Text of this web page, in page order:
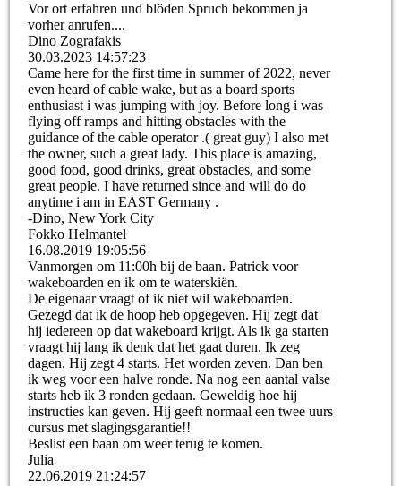
Vor ort erfahren und blöden Spruch bekommen ja
vorher anrufen....
Dino Zografakis
30.03.2023 14:57:23
Came here for the first time in summer of 2022, never
even heard of cable wake, but as a board sports
enthusiast i was jumping with joy. Before long i was
flying off ramps and hitting obstacles with the
guidance of the cable operator .( great guy) I also met
the owner, such a great lady. This place is amazing,
good food, good drinks, great obstacles, and some
great people. I have returned since and will do do
anytime i am in EAST Germany .
-Dino, New York City
Fokko Helmantel
16.08.2019 19:05:56
Vanmorgen om 11:00h bij de baan. Patrick voor
wakeboarden en ik om te waterskiën.
De eigenaar vraagt of ik niet wil wakeboarden.
Gezegd dat ik de hoop heb opgegeven. Hij zegt dat
hij iedereen op dat wakeboard krijgt. Als ik ga starten
vraagt hij lang ik denk dat het gaat duren. Ik zeg
dagen. Hij zegt 4 starts. Het worden zeven. Dan ben
ik weg voor een halve ronde. Na nog een aantal valse
starts heb ik 3 ronden gedaan. Geweldig hoe hij
instructies kan geven. Hij geeft normaal een twee uurs
cursus met slagingsgarantie!!
Beslist een baan om weer terug te komen.
Julia
22.06.2019 21:24:57